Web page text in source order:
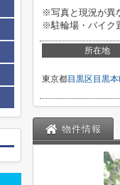
※写真と現況が異
※駐輪場・バイク
所在地
東京都目黒区 目黒
物件情報